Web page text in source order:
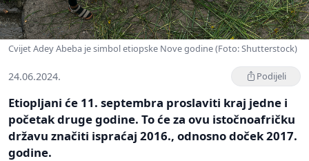
Cvijet Adey Abeba je simbol etiopske Nove godine (Foto: Shutterstock)
24.06.2024. Podijeli
Etiopljani će 11. septembra proslaviti kraj jedne i
početak druge godine. To će za ovu istočnoafričku
državu značiti ispraćaj 2016., odnosno doček 2017.
godine.